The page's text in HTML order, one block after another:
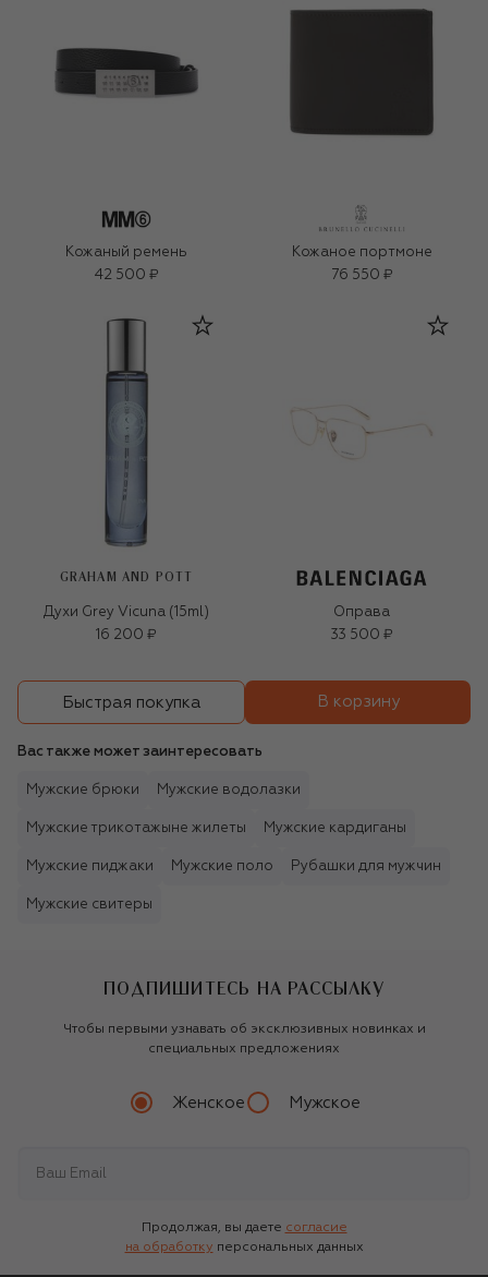
Кожаный ремень
42 500 ₽
Кожаное портмоне
76 550 ₽
GRAHAM AND POTT
Духи Grey Vicuna (15ml)
16 200 ₽
Оправа
33 500 ₽
Быстрая покупка В корзину
Вас также может заинтересовать
Мужские брюки Мужские водолазки
Мужские трикотажыне жилеты Мужские кардиганы
Мужские пиджаки Мужские поло Рубашки для мужчин
Мужские свитеры
ПОДПИШИТЕСЬ НА РАССЫЛКУ
Чтобы первыми узнавать об эксклюзивных новинках и
специальных предложениях
Женское Мужское
Продолжая, вы даете согласие
на обработку персональных данных